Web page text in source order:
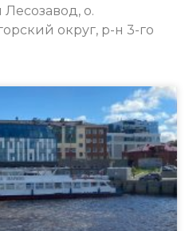
о.
округ, р-н 3-го